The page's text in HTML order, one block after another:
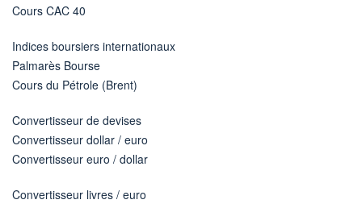
Cours CAC 40
Indices boursiers internationaux
Palmarès Bourse
Cours du Pétrole (Brent)
Convertisseur de devises
Convertisseur dollar / euro
Convertisseur euro / dollar
Convertisseur livres / euro